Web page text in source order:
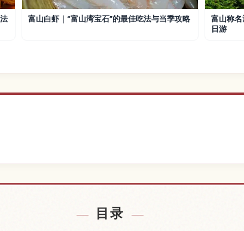
富山白虾｜“富山湾宝石”的最佳吃法与当季攻略
富山称
日游
目录